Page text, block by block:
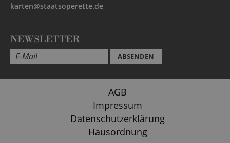
karten@staatsoperette.de
NEWSLETTER
ABSENDEN
AGB
Impressum
Datenschutzerklärung
Hausordnung